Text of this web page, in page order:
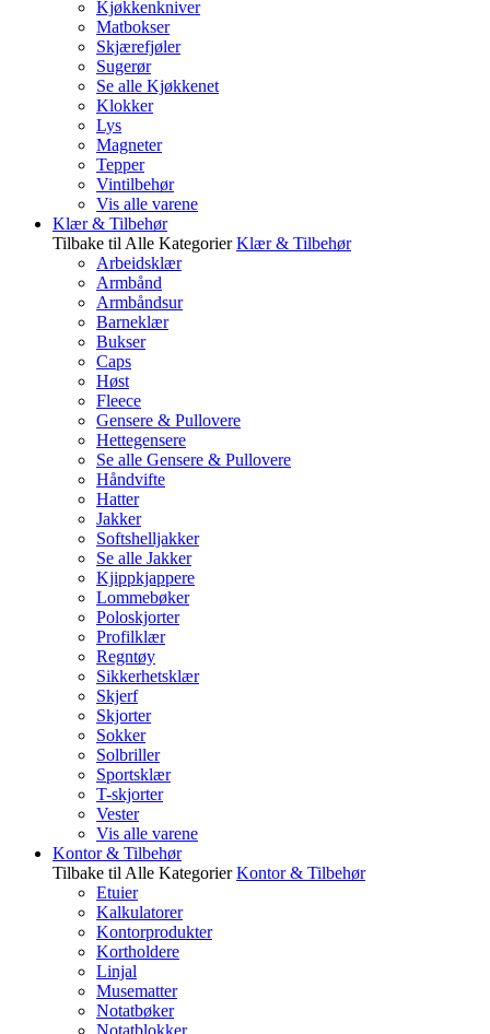
Kjøkkenkniver
Matbokser
Skjærefjøler
Sugerør
Se alle Kjøkkenet
Klokker
Lys
Magneter
Tepper
Vintilbehør
Vis alle varene
Klær & Tilbehør
Tilbake til Alle Kategorier Klær & Tilbehør
Arbeidsklær
Armbånd
Armbåndsur
Barneklær
Bukser
Caps
Høst
Fleece
Gensere & Pullovere
Hettegensere
Se alle Gensere & Pullovere
Håndvifte
Hatter
Jakker
Softshelljakker
Se alle Jakker
Kjippkjappere
Lommebøker
Poloskjorter
Profilklær
Regntøy
Sikkerhetsklær
Skjerf
Skjorter
Sokker
Solbriller
Sportsklær
T-skjorter
Vester
Vis alle varene
Kontor & Tilbehør
Tilbake til Alle Kategorier Kontor & Tilbehør
Etuier
Kalkulatorer
Kontorprodukter
Kortholdere
Linjal
Musematter
Notatbøker
Notatblokker